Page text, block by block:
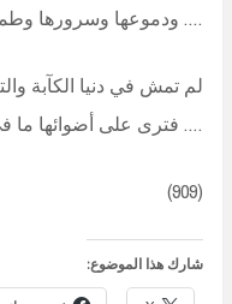
…. ودموعها وسرورها
لم تمش في دنيا الكآبة
…. فترى على أضوائها ما
(909)
شارك هذا الموضوع: